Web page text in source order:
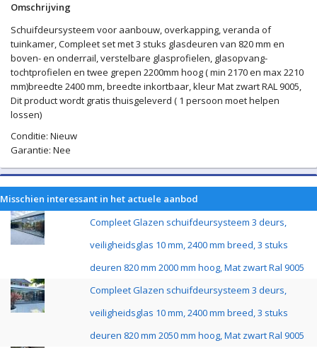
Omschrijving
Schuifdeursysteem voor aanbouw, overkapping, veranda of
tuinkamer, Compleet set met 3 stuks glasdeuren van 820 mm en
boven- en onderrail, verstelbare glasprofielen, glasopvang-
tochtprofielen en twee grepen 2200mm hoog ( min 2170 en max 2210
mm)breedte 2400 mm, breedte inkortbaar, kleur Mat zwart RAL 9005,
Dit product wordt gratis thuisgeleverd ( 1 persoon moet helpen
lossen)
Conditie: Nieuw
Garantie: Nee
Misschien interessant in het actuele aanbod
Compleet Glazen schuifdeursysteem 3 deurs,
veiligheidsglas 10 mm, 2400 mm breed, 3 stuks
deuren 820 mm 2000 mm hoog, Mat zwart Ral 9005
Compleet Glazen schuifdeursysteem 3 deurs,
veiligheidsglas 10 mm, 2400 mm breed, 3 stuks
deuren 820 mm 2050 mm hoog, Mat zwart Ral 9005